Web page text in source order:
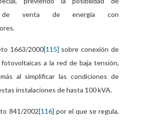
de venta de energía con
1663/2000[115] sobre conexión de
a la red de baja tensión,
al simplificar las condiciones de
instalaciones de hasta 100 kVA.
841/2002[116] por el que se regula,